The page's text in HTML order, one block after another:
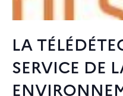
LA
SERVICE DE